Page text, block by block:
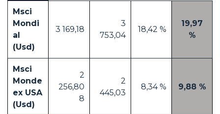
Msci
Mondi
al
(Usd)
3 169,18
3
753,04
18,42 %
19,97
%
Msci
Monde
ex USA
(Usd)
2
256,80
8
2
445,03
8,34 % 9,88 %